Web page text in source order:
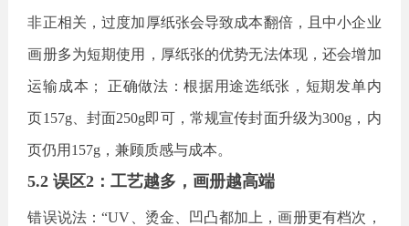
非正相关，过度加厚纸张会导致成本翻倍，且中小企业
画册多为短期使用，厚纸张的优势无法体现，还会增加
运输成本； 正确做法：根据用途选纸张，短期发单内
页157g、封面250g即可，常规宣传封面升级为300g，内
页仍用157g，兼顾质感与成本。
5.2 误区2：工艺越多，画册越高端
错误说法：“UV、烫金、凹凸都加上，画册更有档次，